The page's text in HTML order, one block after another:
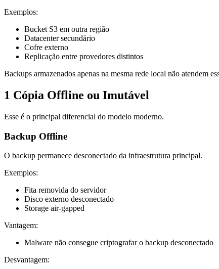
Exemplos:
Bucket S3 em outra região
Datacenter secundário
Cofre externo
Replicação entre provedores distintos
Backups armazenados apenas na mesma rede local não atendem
1 Cópia Offline ou Imutável
Esse é o principal diferencial do modelo moderno.
Backup Offline
O backup permanece desconectado da infraestrutura principal.
Exemplos:
Fita removida do servidor
Disco externo desconectado
Storage air-gapped
Vantagem:
Malware não consegue criptografar o backup desconectado
Desvantagem: